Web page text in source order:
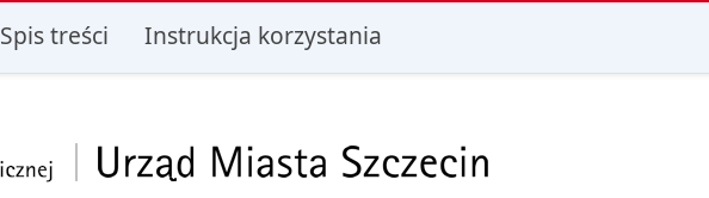
przejdź do treści
Spis treści Instrukcja korzystania